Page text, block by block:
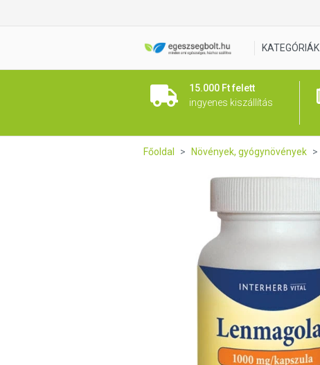
KATEGÓRIÁK
15.000 Ft felett
ingyenes kiszállítás
Főoldal Növények, gyógynövények